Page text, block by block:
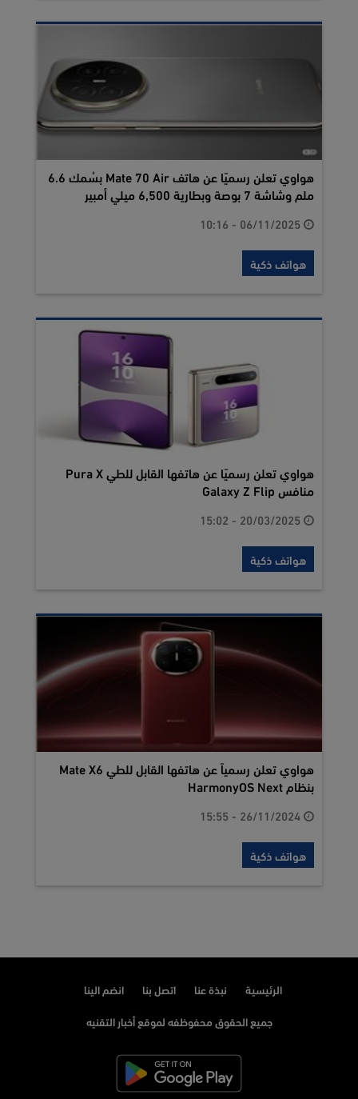
هواوي تعلن رسميًا عن هاتف Mate 70 Air بسُمك 6.6
ملم وشاشة 7 بوصة وبطارية 6,500 ميلي أمبير
هواتف ذكية
هواوي تعلن رسميًا عن هاتفها القابل للطي Pura X
منافس Galaxy Z Flip
هواتف ذكية
هواوي تعلن رسمياً عن هاتفها القابل للطي Mate X6
بنظام HarmonyOS Next
هواتف ذكية
الرئيسية نبذة عنا اتصل بنا
انضم الينا
جميع الحقوق محفوظفه لموقع أخبار التقنيه